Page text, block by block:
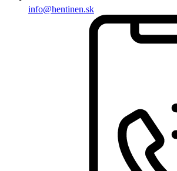
info@hentinen.sk